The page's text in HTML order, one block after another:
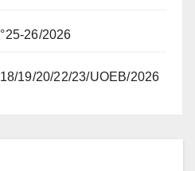
26/2026
19/20/22/23/UOEB/2026